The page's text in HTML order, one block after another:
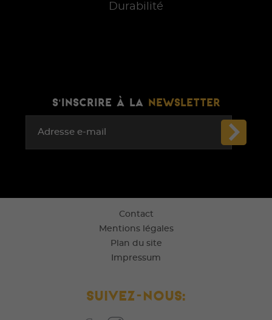
Durabilité
S'INSCRIRE À LA NEWSLETTER
Adresse e-mail
Contact
Mentions légales
Plan du site
Impressum
Suivez-nous: